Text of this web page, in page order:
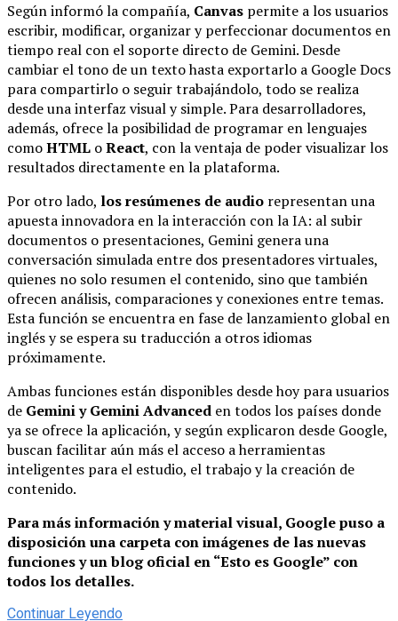
Según informó la compañía, Canvas permite a los usuarios
escribir, modificar, organizar y perfeccionar documentos en
tiempo real con el soporte directo de Gemini. Desde
cambiar el tono de un texto hasta exportarlo a Google Docs
para compartirlo o seguir trabajándolo, todo se realiza
desde una interfaz visual y simple. Para desarrolladores,
además, ofrece la posibilidad de programar en lenguajes
comoHTML oReact, con la ventaja de poder visualizar los
resultados directamente en la plataforma.
Por otro lado, los resúmenes de audio representan una
apuesta innovadora en la interacción con la IA: al subir
documentos o presentaciones, Gemini genera una
conversación simulada entre dos presentadores virtuales,
quienes no solo resumen el contenido, sino que también
ofrecen análisis, comparaciones y conexiones entre temas.
Esta función se encuentra en fase de lanzamiento global en
inglés y se espera su traducción a otros idiomas
próximamente.
Ambas funciones están disponibles desde hoy para usuarios
de Gemini y Gemini Advanced en todos los países donde
ya se ofrece la aplicación, y según explicaron desde Google,
buscan facilitar aún más el acceso a herramientas
inteligentes para el estudio, el trabajo y la creación de
contenido.
Para más información y material visual, Google puso a
disposición una carpeta con imágenes de las nuevas
funciones y un blog oficial en “Esto es Google” con
todos los detalles.
Continuar Leyendo